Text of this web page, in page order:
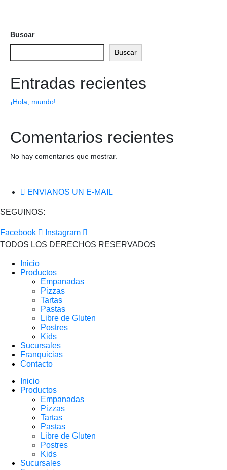
Buscar
Buscar
Entradas recientes
¡Hola, mundo!
Comentarios recientes
No hay comentarios que mostrar.
ENVIANOS UN E-MAIL
SEGUINOS:
Facebook
Instagram
TODOS LOS DERECHOS RESERVADOS
Inicio
Productos
Empanadas
Pizzas
Tartas
Pastas
Libre de Gluten
Postres
Kids
Sucursales
Franquicias
Contacto
Inicio
Productos
Empanadas
Pizzas
Tartas
Pastas
Libre de Gluten
Postres
Kids
Sucursales